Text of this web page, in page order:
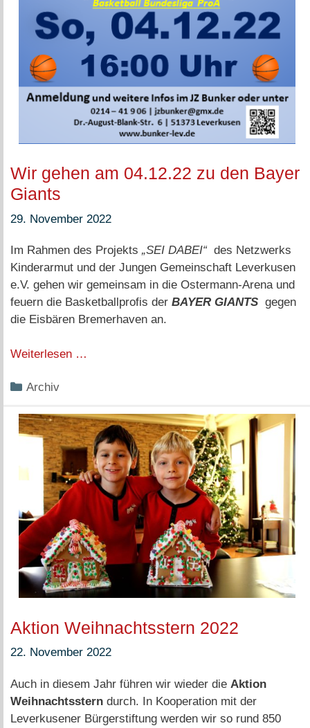
Wir gehen am 04.12.22 zu den Bayer
Giants
29. November 2022
Im Rahmen des Projekts „SEI DABEI“ des Netzwerks
Kinderarmut und der Jungen Gemeinschaft Leverkusen
e.V. gehen wir gemeinsam in die Ostermann-Arena und
feuern die Basketballprofis der BAYER GIANTS gegen
die Eisbären Bremerhaven an.
Weiterlesen …
Kategorien
Archiv
Aktion Weihnachtsstern 2022
22. November 2022
Auch in diesem Jahr führen wir wieder die Aktion
Weihnachtsstern durch. In Kooperation mit der
Leverkusener Bürgerstiftung werden wir so rund 850